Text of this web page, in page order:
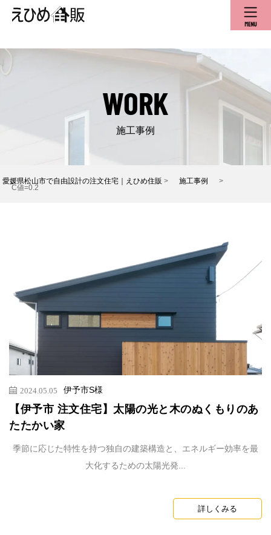
WORK
施工事例
愛媛県松山市で自由設計の注文住宅｜えひめ住販 > 施工事例
>
C値=0.2
2024.05.05 伊予市S様
【伊予市 注文住宅】太陽の光と木のぬくもりのあ
たたかい家
季節に応じた特性を持つ独自の建築構造と、エネルギー効率を最
大化するための太陽光発...
詳しくみる